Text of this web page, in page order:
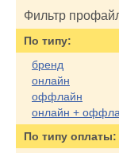
Фильтр
По типу:
бренд
онлайн
оффлайн
онлайн +
По типу оплаты: